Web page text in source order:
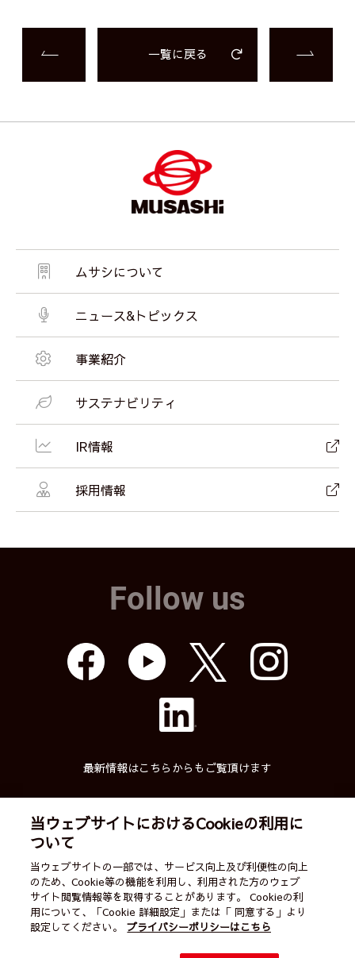
一覧に戻る
ムサシについて
ニュース&トピックス
事業紹介
サステナビリティ
IR情報
採用情報
Follow us
最新情報はこちらからもご覧頂けます
English ご利用案内 営業カレンダー
サイトマップ 個人情報保護方針 お問い合わせ
当ウェブサイトにおけるCookieの利用に
ついて
当ウェブサイトの一部では、サービス向上及び利便性の向上
のため、Cookie等の機能を利用し、利用された方のウェブ
サイト閲覧情報等を取得することがあります。 Cookieの利
用について、「Cookie 詳細設定」または「 同意する」より
設定してください。
プライバシーポリシーはこちら